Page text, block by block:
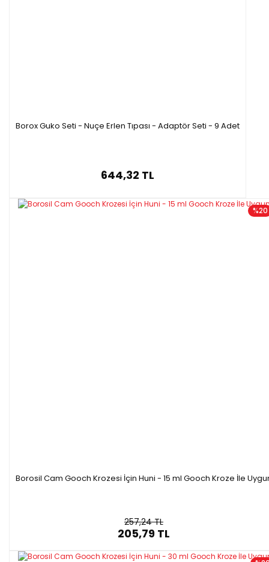
Borox Guko Seti - Nuçe Erlen Tıpası - Adaptör Seti - 9 Adet
644,32 TL
%20
Borosil Cam Gooch Krozesi İçin Huni - 15 ml Gooch Kroze İle
257,24 TL
205,79 TL